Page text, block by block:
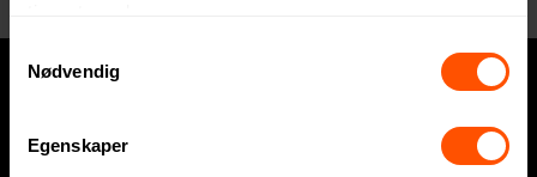
Nødvendig
Egenskaper